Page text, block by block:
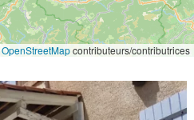
OpenStreetMapcontributeurs/contributrices